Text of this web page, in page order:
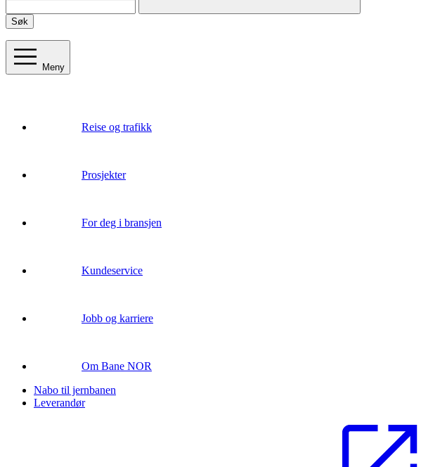
Søk
Meny
Reise og trafikk
Prosjekter
For deg i bransjen
Kundeservice
Jobb og karriere
Om Bane NOR
Nabo til jernbanen
Leverandør